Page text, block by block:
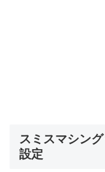
スミスマシン
設定